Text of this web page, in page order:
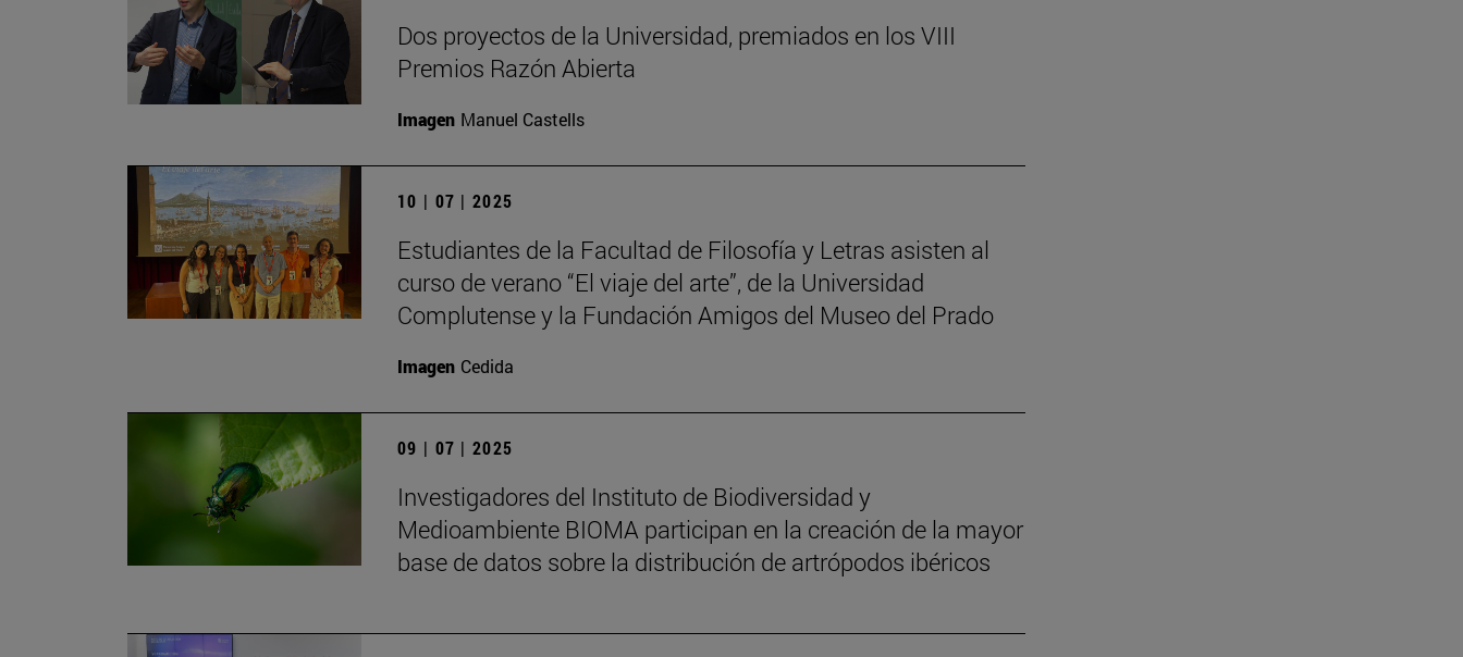
Dos proyectos de la Universidad, premiados en los VIII
Premios Razón Abierta
Imagen Manuel Castells
10 | 07 | 2025
Estudiantes de la Facultad de Filosofía y Letras asisten al
curso de verano “El viaje del arte”, de la Universidad
Complutense y la Fundación Amigos del Museo del Prado
Imagen Cedida
09 | 07 | 2025
Investigadores del Instituto de Biodiversidad y
Medioambiente BIOMA participan en la creación de la mayor
base de datos sobre la distribución de artrópodos ibéricos